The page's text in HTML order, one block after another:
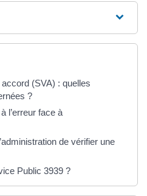
(SVA) : quelles
?
l’erreur face à
de vérifier une
Public 3939 ?